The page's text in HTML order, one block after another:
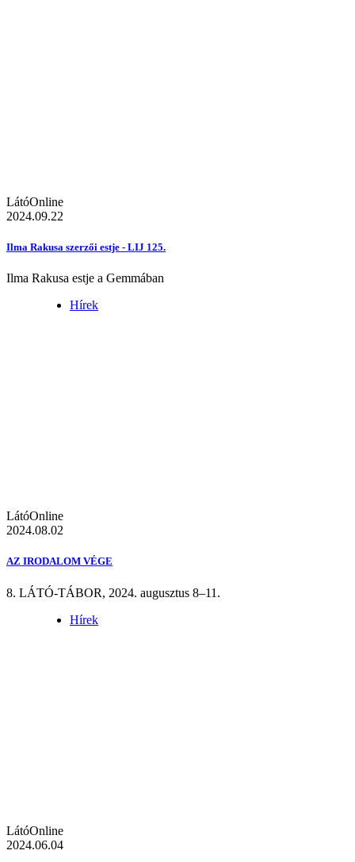
LátóOnline
2024.09.22
Ilma Rakusa szerzői estje - LIJ 125.
Ilma Rakusa estje a Gemmában
Hírek
LátóOnline
2024.08.02
AZ IRODALOM VÉGE
8. LÁTÓ-TÁBOR, 2024. augusztus 8–11.
Hírek
LátóOnline
2024.06.04